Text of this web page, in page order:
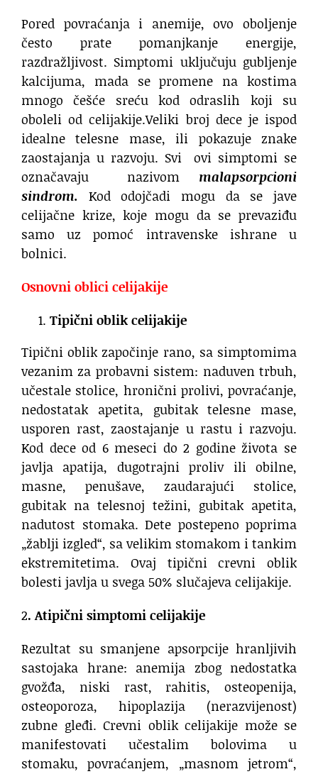
Pored povraćanja i anemije, ovo oboljenje
često prate pomanjkanje energije,
razdražljivost. Simptomi uključuju gubljenje
kalcijuma, mada se promene na kostima
mnogo češće sreću kod odraslih koji su
oboleli od celijakije.Veliki broj dece je ispod
idealne telesne mase, ili pokazuje znake
zaostajanja u razvoju. Svi ovi simptomi se
označavaju nazivom malapsorpcioni
sindrom.
Kod odojčadi mogu da se jave
celijačne krize, koje mogu da se prevaziđu
samo uz pomoć intravenske ishrane u
bolnici.
Osnovni oblici celijakije
Tipični oblik celijakije
Tipični oblik započinje rano, sa simptomima
vezanim za probavni sistem: naduven trbuh,
učestale stolice, hronični prolivi, povraćanje,
nedostatak apetita, gubitak telesne mase,
usporen rast, zaostajanje u rastu i razvoju.
Kod dece od 6 meseci do 2 godine života se
javlja apatija, dugotrajni proliv ili obilne,
masne, penušave, zaudarajući stolice,
gubitak na telesnoj težini, gubitak apetita,
nadutost stomaka. Dete postepeno poprima
„žablji izgled“, sa velikim stomakom i tankim
ekstremitetima. Ovaj tipični crevni oblik
bolesti javlja u svega 50% slučajeva celijakije.
2. Atipični simptomi celijakije
Rezultat su smanjene apsorpcije hranljivih
sastojaka hrane: anemija zbog nedostatka
gvožđa, niski rast, rahitis, osteopenija,
osteoporoza, hipoplazija (nerazvijenost)
zubne gleđi. Crevni oblik celijakije može se
manifestovati učestalim bolovima u
stomaku, povraćanjem, „masnom jetrom“,